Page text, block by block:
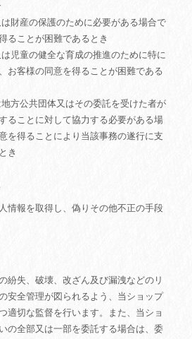
は財産の保護のために必要がある場合で
ることが困難であるとき
は児童の健全な育成の推進のために特に
お客様の同意を得ることが困難である
地方公共団体又はその委託を受けた者が
ることに対して協力する必要がある場
を得ることにより当該事務の遂行に支
き
情報を取得し、偽りその他不正の手段
紛失、破壊、改ざん及び漏洩などのリ
安全管理が図られるよう、当ショップ
適切な監督を行います。また、当ショ
の全部又は一部を委託する場合は、委